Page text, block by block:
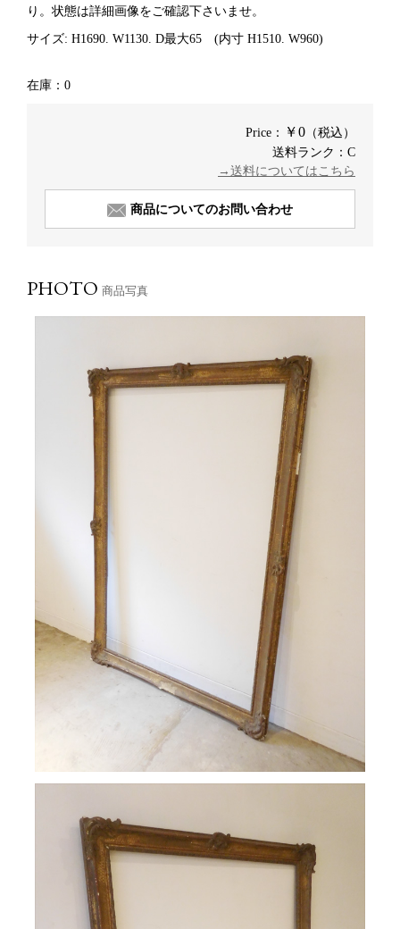
り。 状態は詳細画像をご確認下さいませ。
サイズ: H1690. W1130. D最大65 (内寸 H1510. W960)
在庫：0
Price： ￥0 （税込）
送料ランク：C
→送料についてはこちら
商品についてのお問い合わせ
PHOTO 商品写真